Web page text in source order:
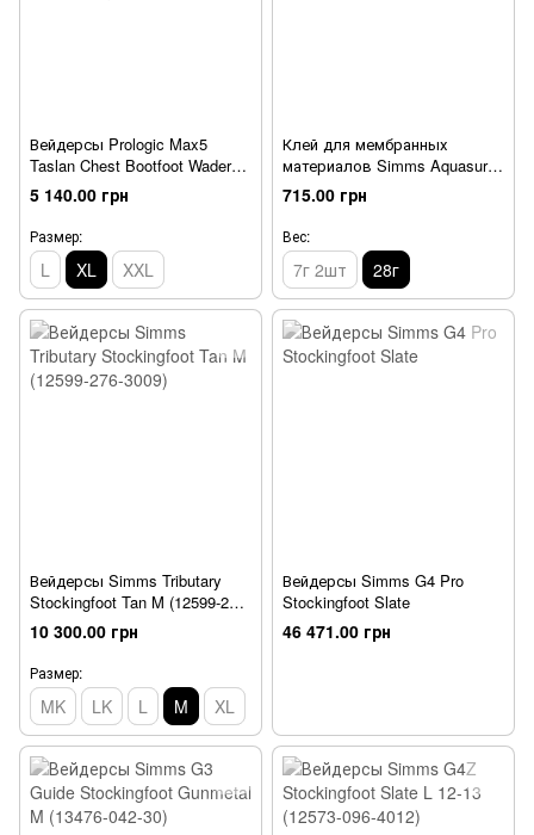
Вейдерсы Prologic Max5
Taslan Chest Bootfoot Waders
Cleated XL 44/45-9/10
размеры 58.5cm 94cm
148.5cm ц:camo
5 140.00 грн
Размер:
L XL XXL
Клей для мембранных
материалов Simms Aquasure
Wader Repair FFE 28g (10114)
715.00 грн
Вес:
7г 2шт 28г
Вейдерсы Simms Tributary
Stockingfoot Tan M (12599-276-
3009)
10 300.00 грн
Размер:
MK LK L M XL
Вейдерсы Simms G4 Pro
Stockingfoot Slate
46 471.00 грн